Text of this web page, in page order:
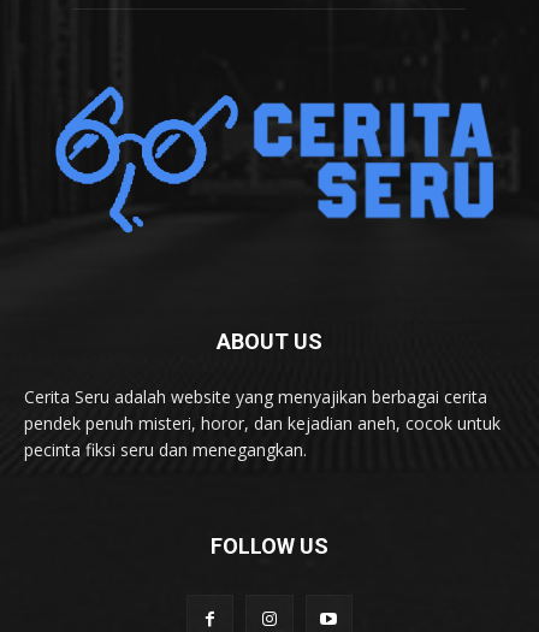
ABOUT US
Cerita Seru adalah website yang menyajikan berbagai cerita
pendek penuh misteri, horor, dan kejadian aneh, cocok untuk
pecinta fiksi seru dan menegangkan.
FOLLOW US